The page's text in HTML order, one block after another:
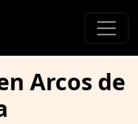
Arcos de